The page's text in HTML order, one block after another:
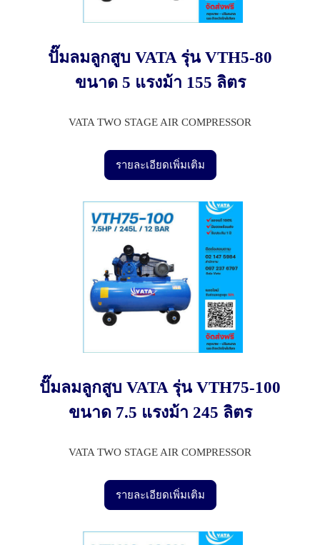
ปั๊มลมลูกสูบ VATA รุ่น VTH5-80
ขนาด 5 แรงม้า 155 ลิตร
VATA TWO STAGE AIR COMPRESSOR
รายละเอียดเพิ่มเติม
ปั๊มลมลูกสูบ VATA รุ่น VTH75-100
ขนาด 7.5 แรงม้า 245 ลิตร
VATA TWO STAGE AIR COMPRESSOR
รายละเอียดเพิ่มเติม